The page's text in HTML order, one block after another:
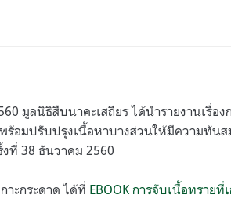
มูลนิธิสืบนาคะเสถียร ได้นำรายงานเรื่อง
พร้อมปรับปรุงเนื้อหาบางส่วนให้มีความทั
ที่ 38 ธันวาคม 2560
าะกระดาด ได้ที่ EBOOK การจับเนื้อทรายที่